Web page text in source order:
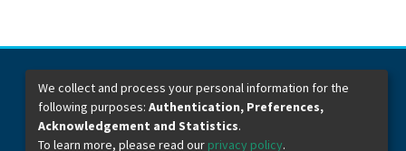
Dirección General de Bibliotecas
Boulevard Valsequillo y Av. de las Torres
Ciudad Universitaria. Col. San Manuel
We collect and process your personal information for the
following purposes: Authentication, Preferences,
Acknowledgement and Statistics.
To learn more, please read our privacy policy.